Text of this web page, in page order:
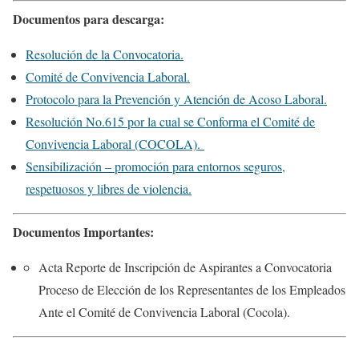
Documentos para descarga:
Resolución de la Convocatoria.
Comité de Convivencia Laboral.
Protocolo para la Prevención y Atención de Acoso Laboral.
Resolución No.615 por la cual se Conforma el Comité de
Convivencia Laboral (COCOLA).
Sensibilización – promoción para entornos seguros,
respetuosos y libres de violencia.
Documentos Importantes:
Acta Reporte de Inscripción de Aspirantes a Convocatoria
Proceso de Elección de los Representantes de los Empleados
Ante el Comité de Convivencia Laboral (Cocola).